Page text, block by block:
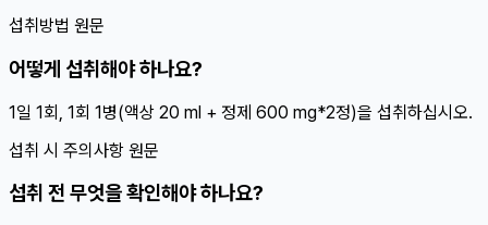
섭취방법 원문
어떻게 섭취해야 하나요?
1일 1회, 1회 1병(액상 20 ml + 정제 600 mg*2정)을 섭취하십시오.
섭취 시 주의사항 원문
섭취 전 무엇을 확인해야 하나요?